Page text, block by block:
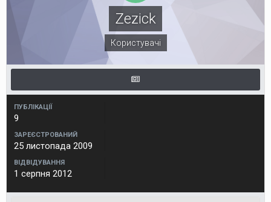
Zezick
Користувачі
ПУБЛІКАЦІЇ
9
ЗАРЕЄСТРОВАНИЙ
25 листопада 2009
ВІДВІДУВАННЯ
1 серпня 2012